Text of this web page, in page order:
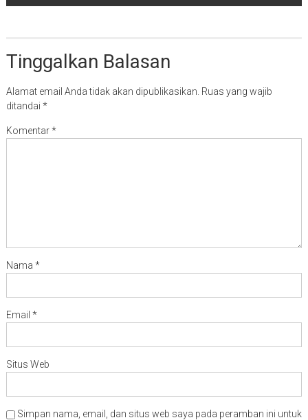
Tinggalkan Balasan
Alamat email Anda tidak akan dipublikasikan. Ruas yang wajib
ditandai *
Komentar*
Nama *
Email *
Situs Web
Simpan nama, email, dan situs web saya pada peramban ini untuk